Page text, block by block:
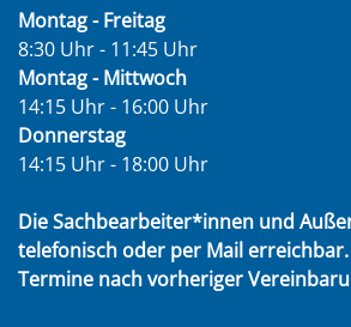
Montag - Freitag
8:30 Uhr - 11:45 Uhr
Montag - Mittwoch
14:15 Uhr - 16:00 Uhr
Donnerstag
14:15 Uhr - 18:00 Uhr
Die Sachbearbeiter*innen und
telefonisch oder per Mail
Termine nach vorheriger